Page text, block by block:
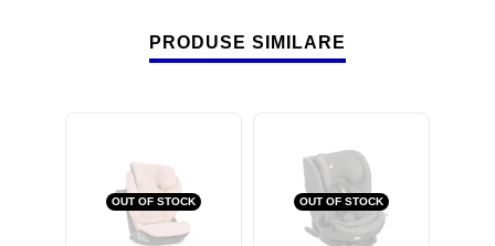
PRODUSE SIMILARE
OUT OF STOCK OUT OF STOCK